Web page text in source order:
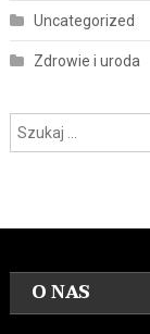
Uncategorized
Zdrowie i uroda
O NAS